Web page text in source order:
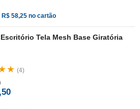
R$ 58,25 no cartão
Tela Mesh Base Giratória
(4)